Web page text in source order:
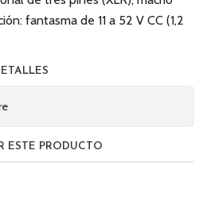
fantasma de 11 a 52 V CC (1,2
ESTE PRODUCTO